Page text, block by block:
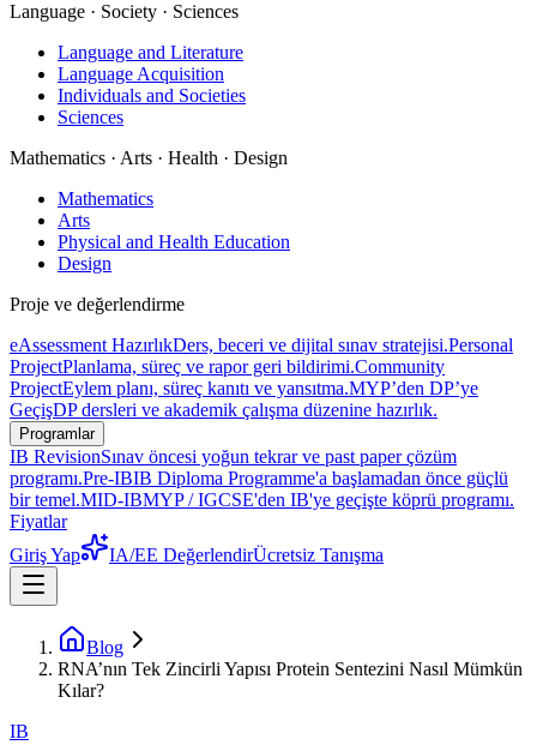
Language · Society · Sciences
Language and Literature
Language Acquisition
Individuals and Societies
Sciences
Mathematics · Arts · Health · Design
Mathematics
Arts
Physical and Health Education
Design
Proje ve değerlendirme
eAssessment HazırlıkDers, beceri ve dijital sınav stratejisi.Personal
ProjectPlanlama, süreç ve rapor geri bildirimi.Community
ProjectEylem planı, süreç kanıtı ve yansıtma.MYP’den DP’ye
GeçişDP dersleri ve akademik çalışma düzenine hazırlık.
Programlar
IB RevisionSınav öncesi yoğun tekrar ve past paper çözüm
programı.Pre-IBIB Diploma Programme'a başlamadan önce güçlü
bir temel.MID-IBMYP / IGCSE'den IB'ye geçişte köprü programı.
Fiyatlar
Giriş Yap
IA/EE DeğerlendirÜcretsiz Tanışma
Blog
RNA’nın Tek Zincirli Yapısı Protein Sentezini Nasıl Mümkün
Kılar?
IB